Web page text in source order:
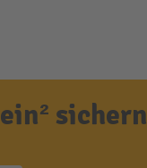
sichern